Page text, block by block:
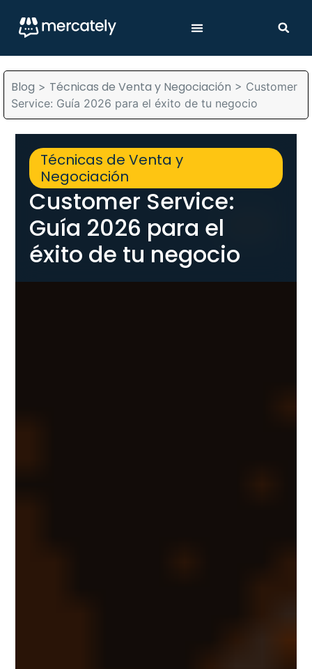
Blog > Técnicas de Venta y Negociación > Customer
Service: Guía 2026 para el éxito de tu negocio
Técnicas de Venta y
Negociación
Customer Service:
Guía 2026 para el
éxito de tu negocio